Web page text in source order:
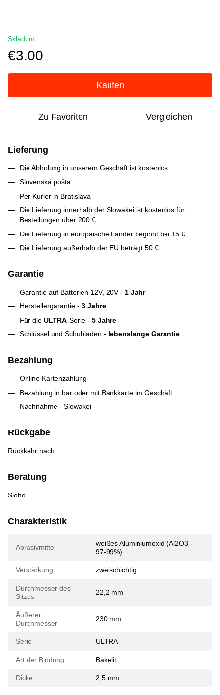
Skladom
€3.00
Kaufen
Zu Favoriten Vergleichen
Lieferung
Die Abholung in unserem Geschäft ist kostenlos
Slovenská pošta
Per Kurier in Bratislava
Die Lieferung innerhalb der Slowakei ist kostenlos für
Bestellungen über 200 €
Die Lieferung in europäische Länder beginnt bei 15 €
Die Lieferung außerhalb der EU beträgt 50 €
Garantie
Garantie auf Batterien 12V, 20V - 1 Jahr
Herstellergarantie - 3 Jahre
Für die ULTRA-Serie - 5 Jahre
Schlüssel und Schubladen - lebenslange Garantie
Bezahlung
Online Kartenzahlung
Bezahlung in bar oder mit Bankkarte im Geschäft
Nachnahme - Slowakei
Rückgabe
Rückkehr nach
Beratung
Siehe
Charakteristik
Abrasivmittel
weißes Aluminiumoxid (Al2O3 -
97-99%)
Verstärkung zweischichtig
Durchmesser des
Sitzes
22,2 mm
Äußerer
Durchmesser
230 mm
Serie ULTRA
Art der Bindung Bakelit
Dicke 2,5 mm